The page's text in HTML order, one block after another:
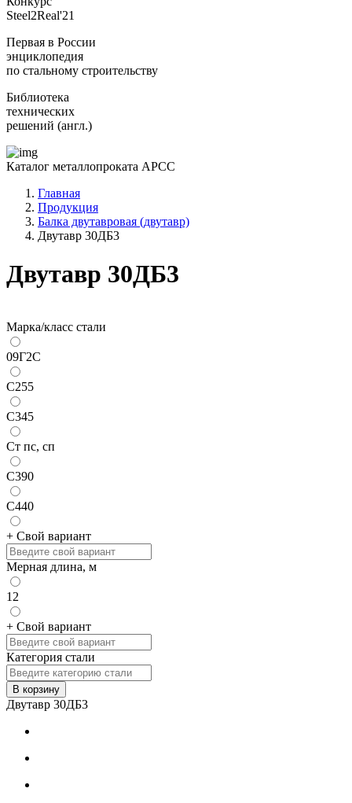
Steel2Real'21
Первая в России
энциклопедия
по стальному строительству
Библиотека
технических
решений (англ.)
Каталог металлопроката АРСС
Главная
Продукция
Балка двутавровая (двутавр)
Двутавр 30ДБ3
Двутавр 30ДБ3
Марка/класс стали
09Г2С
С255
С345
Ст пс, сп
С390
С440
+ Свой вариант
Мерная длина, м
12
+ Свой вариант
Категория стали
В корзину
Двутавр 30ДБ3